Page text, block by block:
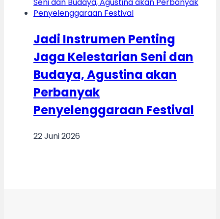
Jadi Instrumen Penting
Jaga Kelestarian Seni dan
Budaya, Agustina akan
Perbanyak
Penyelenggaraan Festival
22 Juni 2026